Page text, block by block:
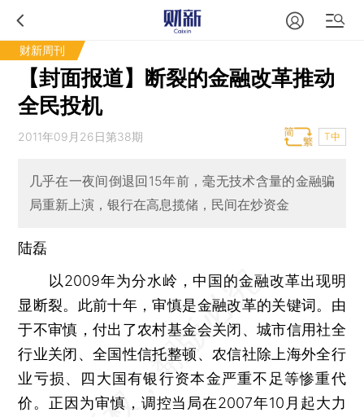
财新周刊
【封面报道】断裂的金融改革推动
全民投机
2011年09月26日第38期 T中
几乎在一夜间倒退回15年前，毫无技术含量的金融骗
局重新上演，银行在高息揽储，民间在炒资金
陆磊
以2009年为分水岭，中国的金融改革出现明
显断裂。此前十年，审慎是金融改革的关键词。由
于不审慎，付出了农村基金会关闭、城市信用社全
行业关闭、全国性信托整顿、农信社除上海外全行
业亏损、四大国有银行资本金严重不足等惨重代
价。正因为审慎，调控当局在2007年10月起大力